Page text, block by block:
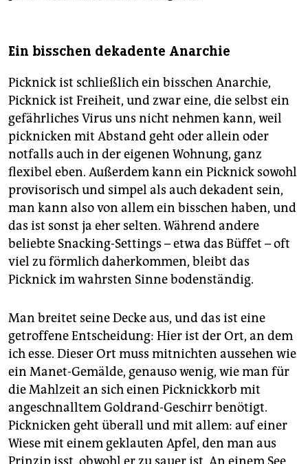
Ein bisschen dekadente Anarchie
Picknick ist schließlich ein bisschen Anarchie,
Picknick ist Freiheit, und zwar eine, die selbst ein
gefährliches Virus uns nicht nehmen kann, weil
picknicken mit Abstand geht oder allein oder
notfalls auch in der eigenen Wohnung, ganz
flexibel eben. Außerdem kann ein Picknick sowohl
provisorisch und simpel als auch dekadent sein,
man kann also von allem ein bisschen haben, und
das ist sonst ja eher selten. Während andere
beliebte Snacking-Settings – etwa das Büffet – oft
viel zu förmlich daherkommen, bleibt das
Picknick im wahrsten Sinne bodenständig.
Man breitet seine Decke aus, und das ist eine
getroffene Entscheidung: Hier ist der Ort, an dem
ich esse. Dieser Ort muss mitnichten aussehen wie
ein Manet-Gemälde, genauso wenig, wie man für
die Mahlzeit an sich einen Picknickkorb mit
angeschnalltem Goldrand-Geschirr benötigt.
Picknicken geht überall und mit allem: auf einer
Wiese mit einem geklauten Apfel, den man aus